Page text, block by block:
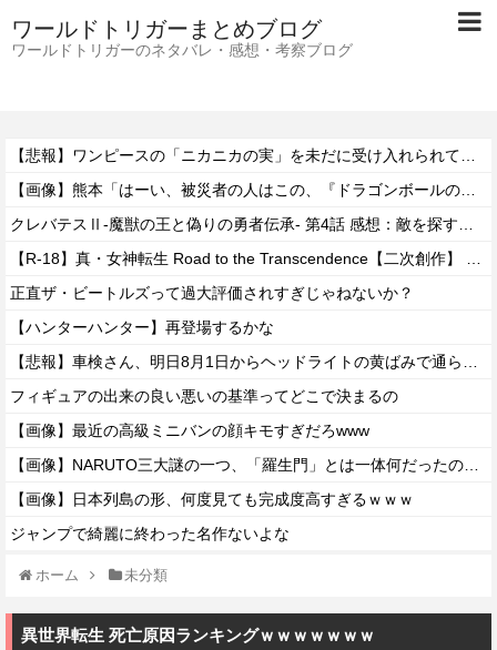
ワールドトリガーまとめブログ
ワールドトリガーのネタバレ・感想・考察ブログ
正直ザ・ビートルズって過大評価されすぎじゃねないか？
【ハンターハンター】再登場するかな
フィギュアの出来の良い悪いの基準ってどこで決まるの
【画像】最近の高級ミニバンの顔キモすぎだろwww
【画像】日本列島の形、何度見ても完成度高すぎるｗｗｗ
ジャンプで綺麗に終わった名作ないよな
ホーム 未分類
異世界転生 死亡原因ランキングｗｗｗｗｗｗｗ